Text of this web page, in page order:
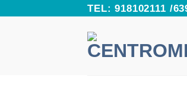
TEL: 918102111 /